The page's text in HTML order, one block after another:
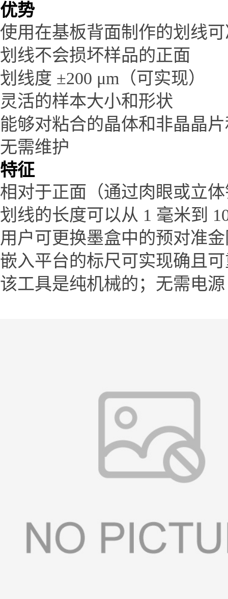
优势
使用在基板背面制作的划线
划线不会损坏样品的正面
划线度 ±200 μm（可实现）
灵活的样本大小和形状
能够对粘合的晶体和非晶晶
无需维护
特征
相对于正面（通过肉眼或立
划线的长度可以从 1 毫米到
用户可更换墨盒中的预对准
嵌入平台的标尺可实现确且
该工具是纯机械的；无需电源